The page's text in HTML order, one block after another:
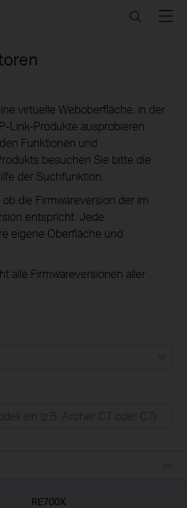
SearchMenu
virtuelle Weboberfläche, in der
Link-Produkte ausprobieren
Funktionen und
besuchen Sie bitte die
der Suchfunktion.
die Firmwareversion der im
entspricht. Jede
eigene Oberfläche und
alle Firmwareversionen aller
RE700X